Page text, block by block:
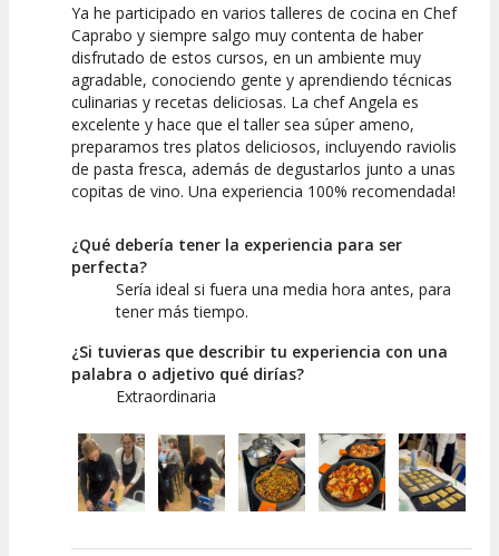
10
Calidad de la
Actividad
10
Atención del
Personal /
Guia
Ya he participado en varios talleres de cocina en Chef
Caprabo y siempre salgo muy contenta de haber
disfrutado de estos cursos, en un ambiente muy
agradable, conociendo gente y aprendiendo técnicas
culinarias y recetas deliciosas. La chef Angela es
excelente y hace que el taller sea súper ameno,
preparamos tres platos deliciosos, incluyendo raviolis
de pasta fresca, además de degustarlos junto a unas
copitas de vino. Una experiencia 100% recomendada!
¿Qué debería tener la experiencia para ser
perfecta?
Sería ideal si fuera una media hora antes, para
tener más tiempo.
¿Si tuvieras que describir tu experiencia con una
palabra o adjetivo qué dirías?
Extraordinaria